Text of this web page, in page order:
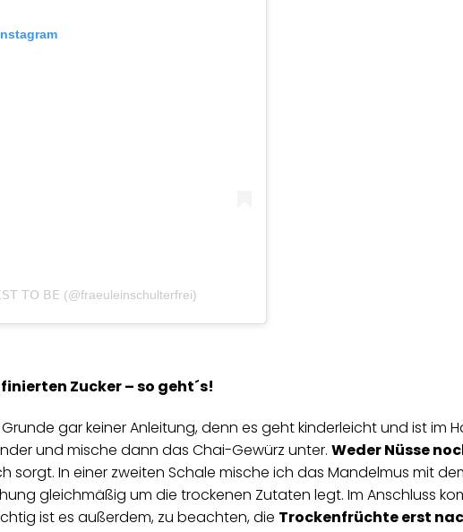
𝖳𝖮 𝖡𝖤 (@fraeuleinschulterfrei)
Zucker – so geht´s!
gar keiner Anleitung, denn es geht kinderleicht und ist
und mische dann das Chai-Gewürz unter. Weder Nüsse
In einer zweiten Schale mische ich das Mandelmus mit
gleichmäßig um die trockenen Zutaten legt. Im Anschluss
ist es außerdem, zu beachten, die Trockenfrüchte erst